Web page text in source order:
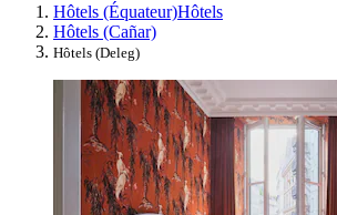
Hôtels (Équateur)Hôtels
Hôtels (Cañar)
Hôtels (Deleg)